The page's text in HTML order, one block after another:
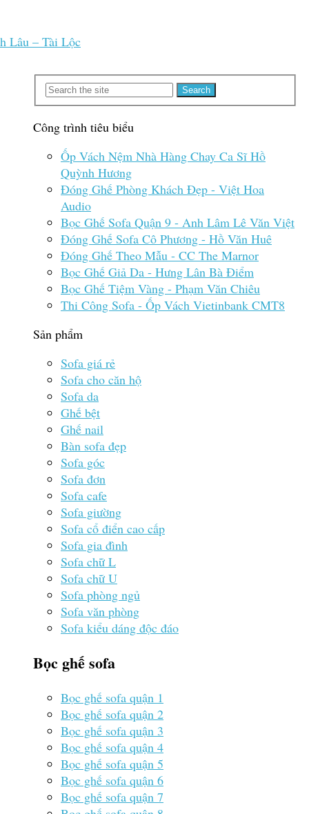
Lâu – Tài Lộc
Công trình tiêu biểu
Ốp Vách Nệm Nhà Hàng Chay Ca Sĩ Hồ
Quỳnh Hương
Đóng Ghế Phòng Khách Đẹp - Việt Hoa
Audio
Bọc Ghế Sofa Quận 9 - Anh Lâm Lê Văn Việt
Đóng Ghế Sofa Cô Phương - Hồ Văn Huê
Đóng Ghế Theo Mẫu - CC The Marnor
Bọc Ghế Giả Da - Hưng Lân Bà Điểm
Bọc Ghế Tiệm Vàng - Phạm Văn Chiêu
Thi Công Sofa - Ốp Vách Vietinbank CMT8
Sản phẩm
Sofa giá rẻ
Sofa cho căn hộ
Sofa da
Ghế bệt
Ghế nail
Bàn sofa đẹp
Sofa góc
Sofa đơn
Sofa cafe
Sofa giường
Sofa cổ điển cao cấp
Sofa gia đình
Sofa chữ L
Sofa chữ U
Sofa phòng ngủ
Sofa văn phòng
Sofa kiểu dáng độc đáo
Bọc ghế sofa
Bọc ghế sofa quận 1
Bọc ghế sofa quận 2
Bọc ghế sofa quận 3
Bọc ghế sofa quận 4
Bọc ghế sofa quận 5
Bọc ghế sofa quận 6
Bọc ghế sofa quận 7